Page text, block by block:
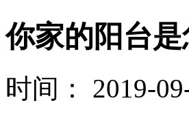
你家的阳台
时间： 2019-